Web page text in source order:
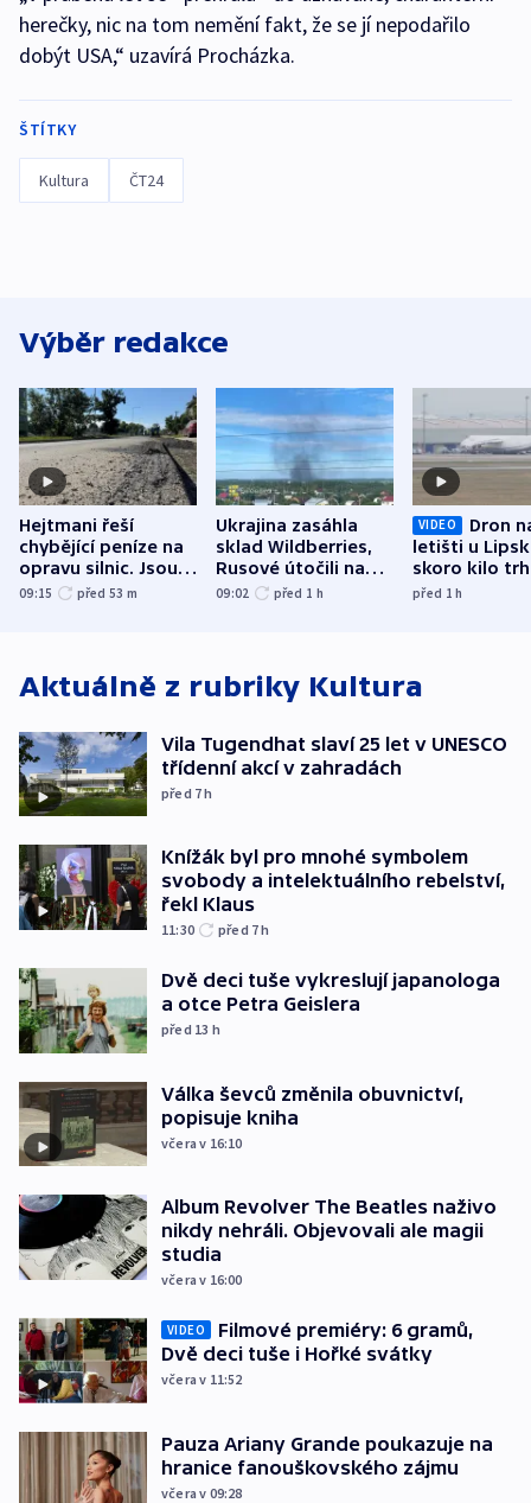
herečky, nic na tom nemění fakt, že se jí nepodařilo
dobýt USA,“ uzavírá Procházka.
ŠTÍTKY
Kultura ČT24
Výběr redakce
Hejtmani řeší
chybějící peníze na
opravu silnic. Jsou
nenárokové, namítá
09:15 před 53 m
Ukrajina zasáhla
sklad Wildberries,
Rusové útočili na
trh, hasiče či
09:02 před 1 h
VIDEO
Dron
letišti u
skoro kilo
indicie
před 1h
Aktuálně z rubriky Kultura
Vila Tugendhat slaví 25 let v UNESCO
třídenní akcí v zahradách
před 7h
Knížák byl pro mnohé symbolem
svobody a intelektuálního rebelství,
řekl Klaus
11:30 před 7h
Dvě deci tuše vykreslují japanologa
a otce Petra Geislera
před 13 h
Válka ševců změnila obuvnictví,
popisuje kniha
včera v 16:10
Album Revolver The Beatles naživo
nikdy nehráli. Objevovali ale magii
studia
včera v 16:00
VIDEO
Filmové premiéry: 6 gramů,
Dvě deci tuše i Hořké svátky
včera v 11:52
Pauza Ariany Grande poukazuje na
hranice fanouškovského zájmu
včera v 09:28